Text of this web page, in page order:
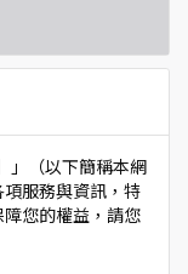
」（以下簡稱本網
服務與資訊，特
您的權益，請您